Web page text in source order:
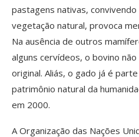
pastagens nativas,
vegetação natural, provoca
Na ausência de outros
alguns cervídeos, o bovino
original. Aliás, o gado já é
patrimônio natural da
em 2000.
A Organização das Nações